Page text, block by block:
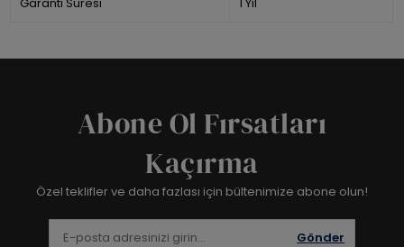
Abone Ol Fırsatları
Kaçırma
Özel teklifler ve daha fazlası için bültenimize abone olun!
Gönder